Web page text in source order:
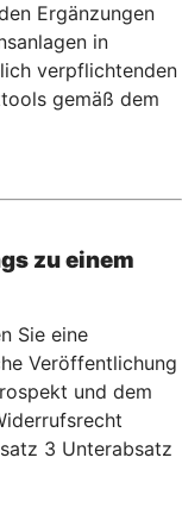
Ergänzungen
in
verpflichtenden
gemäß dem
zu einem
Sie eine
Veröffentlichung
und dem
3 Unterabsatz